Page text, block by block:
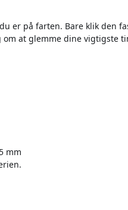
er på farten. Bare klik den
at glemme dine vigtigste
mm